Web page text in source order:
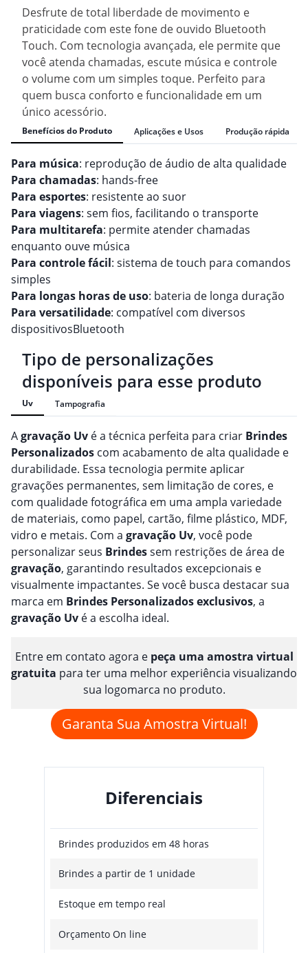
Desfrute de total liberdade de movimento e
praticidade com este fone de ouvido Bluetooth
Touch. Com tecnologia avançada, ele permite que
você atenda chamadas, escute música e controle
o volume com um simples toque. Perfeito para
quem busca conforto e funcionalidade em um
único acessório.
Benefícios do Produto Aplicações e Usos Produção rápida
Para música: reprodução de áudio de alta qualidade
Para chamadas: hands-free
Para esportes: resistente ao suor
Para viagens: sem fios, facilitando o transporte
Para multitarefa: permite atender chamadas
enquanto ouve música
Para controle fácil: sistema de touch para comandos
simples
Para longas horas de uso: bateria de longa duração
Para versatilidade: compatível com diversos
dispositivosBluetooth
Tipo de personalizações
disponíveis para esse produto
Uv Tampografia
Agravação Uv é a técnica perfeita para criar Brindes
Personalizados com acabamento de alta qualidade e
durabilidade. Essa tecnologia permite aplicar
gravações permanentes, sem limitação de cores, e
com qualidade fotográfica em uma ampla variedade
de materiais, como papel, cartão, filme plástico, MDF,
vidro e metais. Com a gravação Uv, você pode
personalizar seus Brindessem restrições de área de
gravação, garantindo resultados excepcionais e
visualmente impactantes. Se você busca destacar sua
marca em Brindes Personalizadosexclusivos, a
gravação Uv é a escolha ideal.
Entre em contato agora e peça uma amostra virtual
gratuita para ter uma melhor experiência visualizando
sua logomarca no produto.
Garanta Sua Amostra Virtual!
Diferenciais
Brindes produzidos em 48 horas
Brindes a partir de 1 unidade
Estoque em tempo real
Orçamento On line